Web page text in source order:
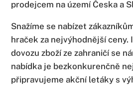
prodejcem na území Česka a
Snažíme se nabízet
hraček za nejvýhodnější ceny.
dovozu zboží ze zahraničí se
nabídka je bezkonkurenčně
připravujeme akční letáky s